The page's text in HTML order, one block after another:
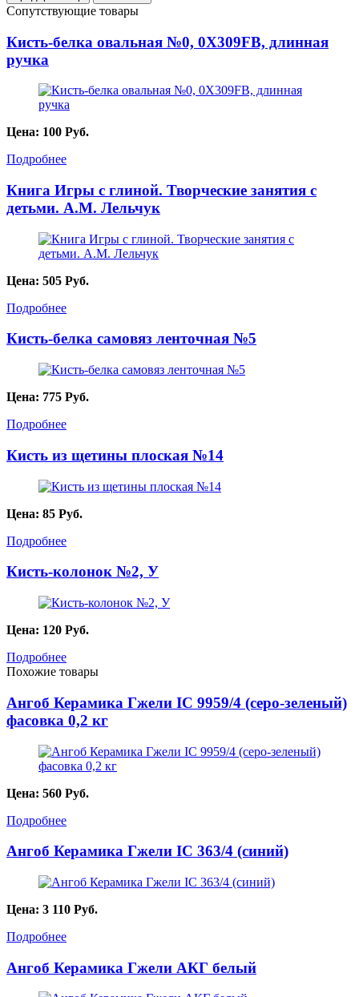
Сопутствующие товары
Кисть-белка овальная №0, 0X309FB, длинная
ручка
Цена: 100 Руб.
Подробнее
Книга Игры с глиной. Творческие занятия с
детьми. А.М. Лельчук
Цена: 505 Руб.
Подробнее
Кисть-белка самовяз ленточная №5
Цена: 775 Руб.
Подробнее
Кисть из щетины плоская №14
Цена: 85 Руб.
Подробнее
Кисть-колонок №2, У
Цена: 120 Руб.
Подробнее
Похожие товары
Ангоб Керамика Гжели IC 9959/4 (серо-зеленый)
фасовка 0,2 кг
Цена: 560 Руб.
Подробнее
Ангоб Керамика Гжели IC 363/4 (синий)
Цена: 3 110 Руб.
Подробнее
Ангоб Керамика Гжели АКГ белый